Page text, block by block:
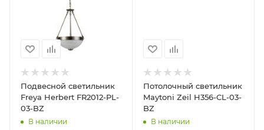
Подвесной светильник
Freya Herbert FR2012-PL-
03-BZ
В наличии
Потолочный светильник
Maytoni Zeil H356-CL-03-
BZ
В наличии